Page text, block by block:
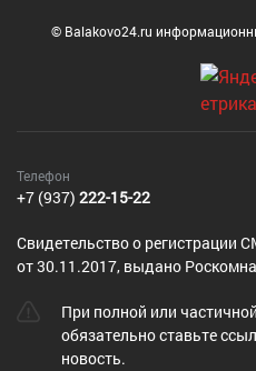
© Balakovo24.ru
Телефон
+7 (937) 222-15-22
Cвидетельство о
от 30.11.2017, выдано
При полной или
обязательно ставьте
новость.